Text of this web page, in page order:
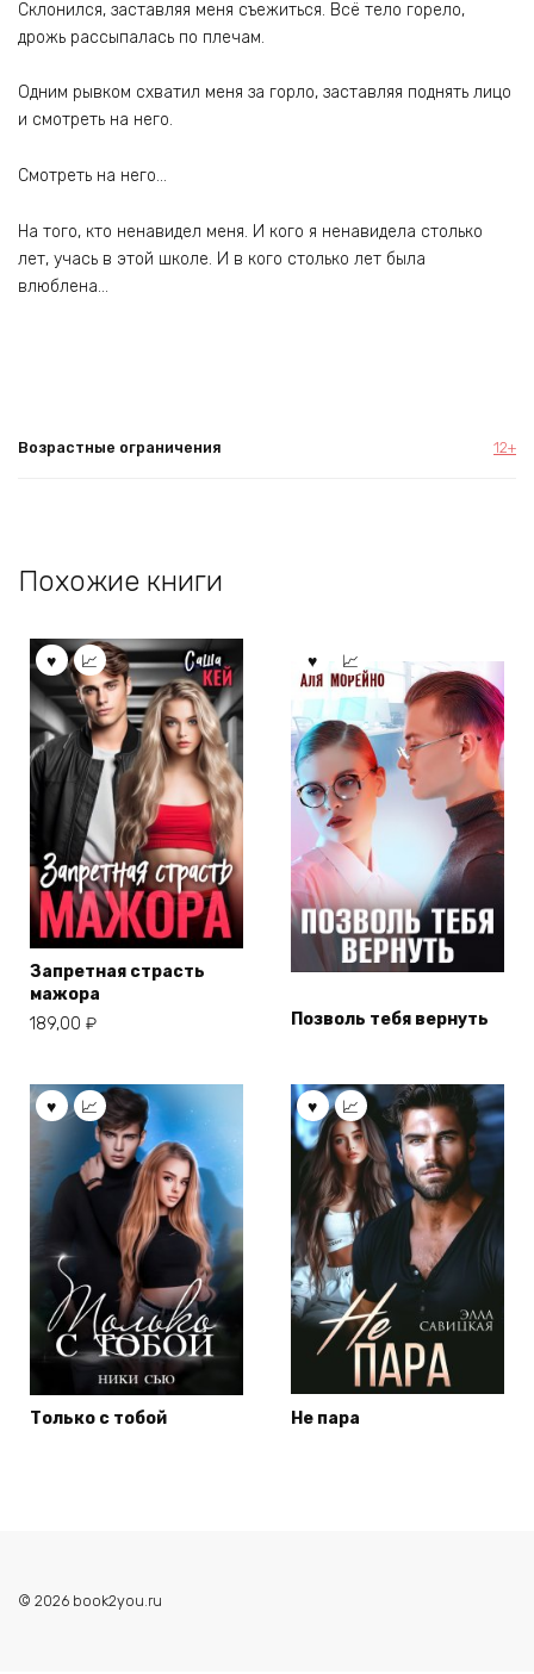
Склонился, заставляя меня съежиться. Всё тело горело,
дрожь рассыпалась по плечам.
Одним рывком схватил меня за горло, заставляя поднять лицо
и смотреть на него.
Смотреть на него…
На того, кто ненавидел меня. И кого я ненавидела столько
лет, учась в этой школе. И в кого столько лет была
влюблена…
Возрастные ограничения 12+
Похожие книги
Запретная страсть
мажора
189,00 ₽ Позволь тебя вернуть
Только с тобой Не пара
© 2026 book2you.ru